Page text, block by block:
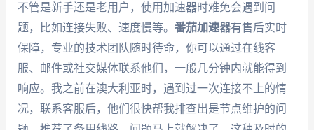
不管是新手还是老用户，使用加速器时难免会遇到问
题，比如连接失败、速度慢等。 番茄加速器有售后实时
保障，专业的技术团队随时待命，你可以通过在线客
服、邮件或社交媒体联系他们，一般几分钟内就能得到
响应。我之前在澳大利亚时，遇到过一次连接不上的情
况，联系客服后，他们很快帮我排查出是节点维护的问